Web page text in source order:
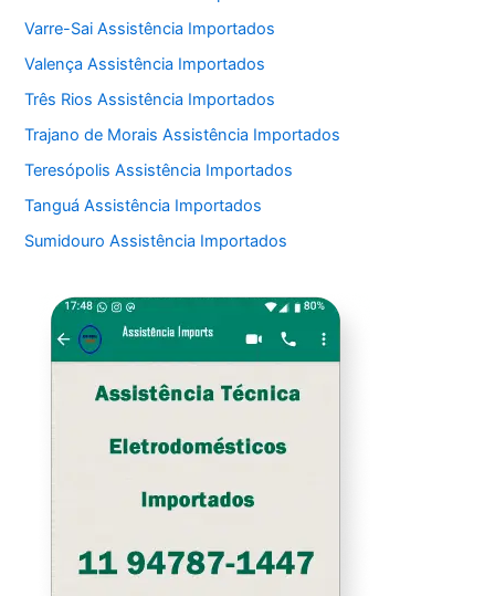
Varre-Sai Assistência Importados
Valença Assistência Importados
Três Rios Assistência Importados
Trajano de Morais Assistência Importados
Teresópolis Assistência Importados
Tanguá Assistência Importados
Sumidouro Assistência Importados